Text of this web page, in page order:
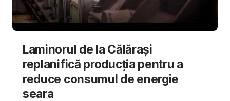
Laminorul de la Călărași
replanifică producția pentru a
reduce consumul de energie
seara